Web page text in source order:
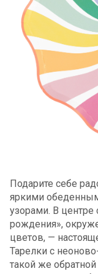
Подарите себе
яркими
узорами. В центре
рождения»,
цветов, —
Тарелки с
такой же